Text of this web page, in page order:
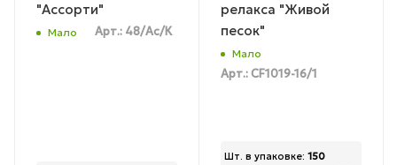
"Ассорти"
Мало Арт.: 48/Ас/К
релакса "Живой
песок"
Мало
Арт.: CF1019-16/1
Шт. в упаковке: 150